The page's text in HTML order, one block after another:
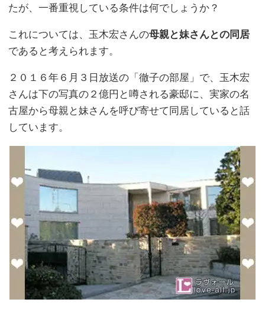
たが、一番重視している条件は何でしょうか？
これについては、玉木宏さんの母親と妹さんとの同居
であると考えられます。
２０１６年６月３日放送の「徹子の部屋」で、玉木宏
さんは下の写真の２億円と噂される豪邸に、実家の名
古屋から母親と妹さんを呼び寄せて同居していると話
しています。